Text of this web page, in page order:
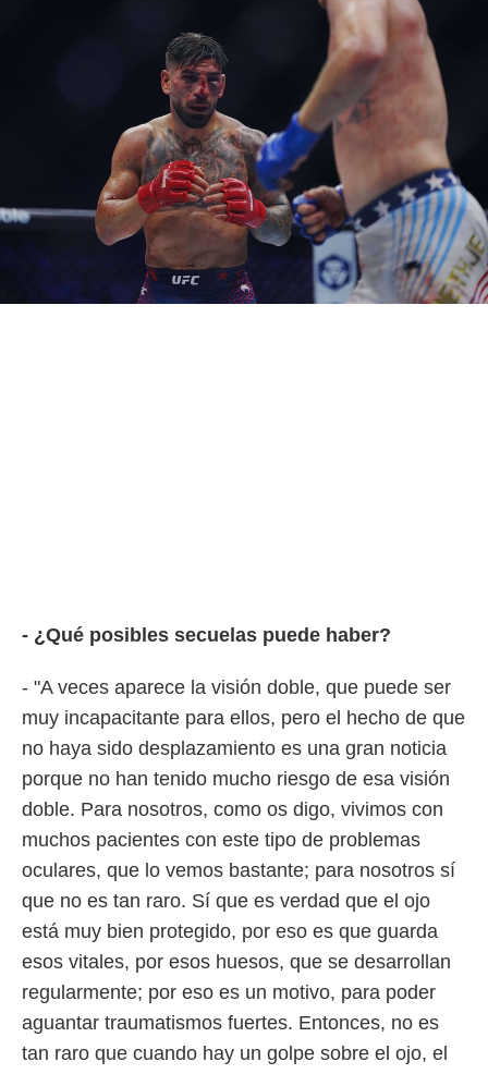
- ¿Qué posibles secuelas puede haber?
- "A veces aparece la visión doble, que puede ser
muy incapacitante para ellos, pero el hecho de que
no haya sido desplazamiento es una gran noticia
porque no han tenido mucho riesgo de esa visión
doble. Para nosotros, como os digo, vivimos con
muchos pacientes con este tipo de problemas
oculares, que lo vemos bastante; para nosotros sí
que no es tan raro. Sí que es verdad que el ojo
está muy bien protegido, por eso es que guarda
esos vitales, por esos huesos, que se desarrollan
regularmente; por eso es un motivo, para poder
aguantar traumatismos fuertes. Entonces, no es
tan raro que cuando hay un golpe sobre el ojo, el